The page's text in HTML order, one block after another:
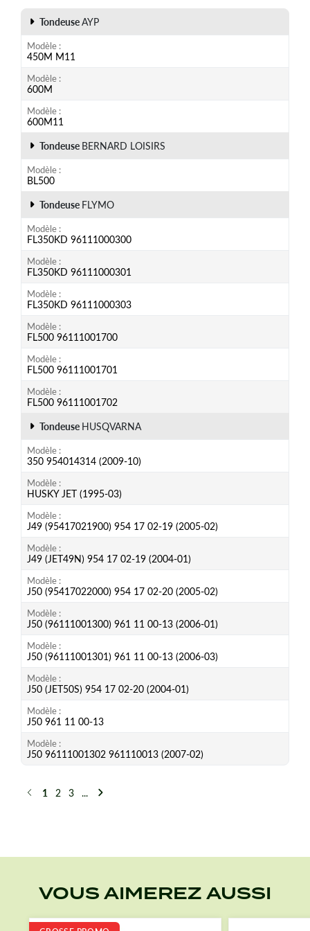
TondeuseAYP
Modèle
450M M11
Modèle
600M
Modèle
600M11
Tondeuse BERNARD LOISIRS
Modèle
BL500
Tondeuse FLYMO
Modèle
FL350KD 96111000300
Modèle
FL350KD 96111000301
Modèle
FL350KD 96111000303
Modèle
FL500 96111001700
Modèle
FL500 96111001701
Modèle
FL500 96111001702
Tondeuse HUSQVARNA
Modèle
350 954014314 (2009-10)
Modèle
HUSKY JET (1995-03)
Modèle
J49 (95417021900) 954 17 02-19 (2005-02)
Modèle
J49 (JET49N) 954 17 02-19 (2004-01)
Modèle
J50 (95417022000) 954 17 02-20 (2005-02)
Modèle
J50 (96111001300) 961 11 00-13 (2006-01)
Modèle
J50 (96111001301) 961 11 00-13 (2006-03)
Modèle
J50 (JET50S) 954 17 02-20 (2004-01)
Modèle
J50 961 11 00-13
Modèle
J50 96111001302 961110013 (2007-02)
Précédent
1 2 3 ... Suivant
VOUS AIMEREZ AUSSI